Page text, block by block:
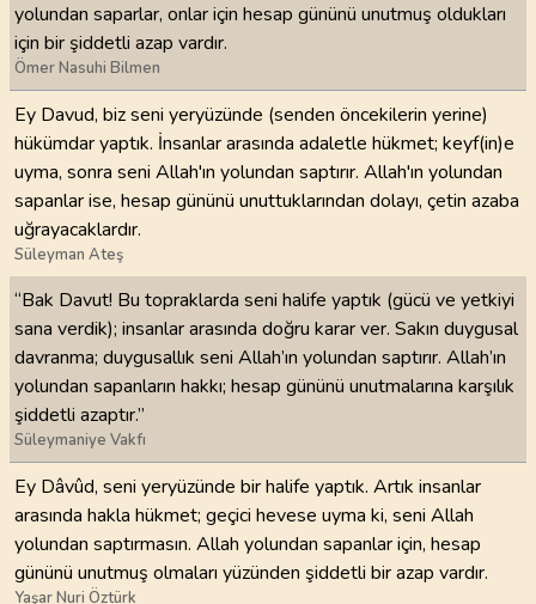
yolundan saparlar, onlar için hesap gününü unutmuş oldukları
için bir şiddetli azap vardır.
Ömer Nasuhi Bilmen
Ey Davud, biz seni yeryüzünde (senden öncekilerin yerine)
hükümdar yaptık. İnsanlar arasında adaletle hükmet; keyf(in)e
uyma, sonra seni Allah'ın yolundan saptırır. Allah'ın yolundan
sapanlar ise, hesap gününü unuttuklarından dolayı, çetin azaba
uğrayacaklardır.
Süleyman Ateş
“Bak Davut! Bu topraklarda seni halife yaptık (gücü ve yetkiyi
sana verdik); insanlar arasında doğru karar ver. Sakın duygusal
davranma; duygusallık seni Allah’ın yolundan saptırır. Allah’ın
yolundan sapanların hakkı; hesap gününü unutmalarına karşılık
şiddetli azaptır.”
Süleymaniye Vakfı
Ey Dâvûd, seni yeryüzünde bir halife yaptık. Artık insanlar
arasında hakla hükmet; geçici hevese uyma ki, seni Allah
yolundan saptırmasın. Allah yolundan sapanlar için, hesap
gününü unutmuş olmaları yüzünden şiddetli bir azap vardır.
Yaşar Nuri Öztürk